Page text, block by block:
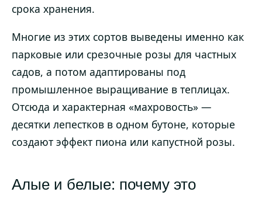
срока хранения.
Многие из этих сортов выведены именно как
парковые или срезочные розы для частных
садов, а потом адаптированы под
промышленное выращивание в теплицах.
Отсюда и характерная «махровость» —
десятки лепестков в одном бутоне, которые
создают эффект пиона или капустной розы.
Алые и белые: почему это